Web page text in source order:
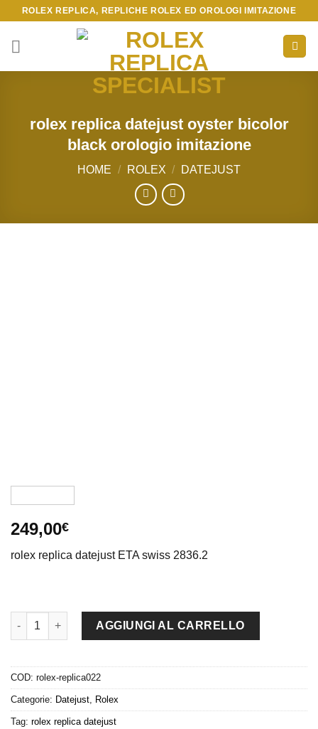
content
ROLEX REPLICA, REPLICHE ROLEX ED OROLOGI IMITAZIONE
rolex replica datejust oyster bicolor
black orologio imitazione
HOME / ROLEX / DATEJUST
249,00€
rolex replica datejust ETA swiss 2836.2
rolex replica datejust oyster bicolor black orologio imitazione
AGGIUNGI AL CARRELLO
COD: rolex-replica022
Categorie: Datejust Rolex
Tag: rolex replica datejust